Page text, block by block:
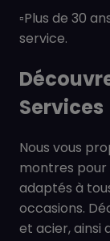
▫️Plus de 30
service.
Services
Nous vous
montres
adaptés à
occasions.
et acier, ainsi